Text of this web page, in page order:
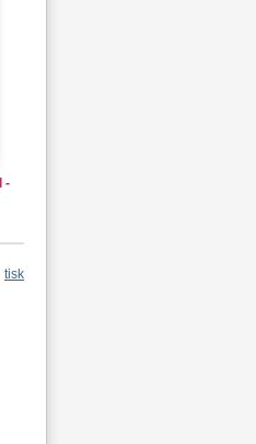
-
tisk